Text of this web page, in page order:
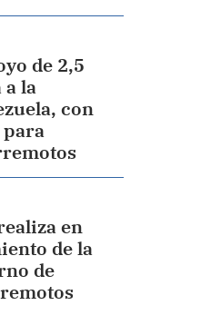
de 2,5
a la
con
en
de la
de